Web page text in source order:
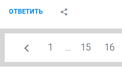
ОТВЕТИТЬ
1 ... 15 16